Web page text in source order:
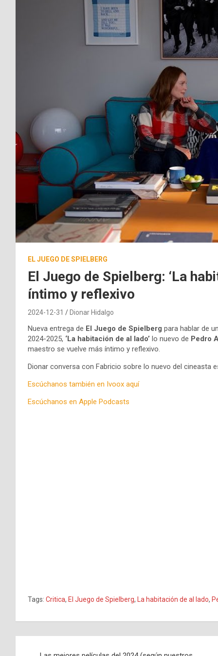
EL JUEGO DE SPIELBERG
El Juego de Spielberg: ‘La
íntimo y reflexivo
2024-12-31 Dionar Hidalgo
Nueva entrega de El Juego de Spielberg para hablar de
2024-2025, ‘La habitación de al lado’ lo nuevo de Pedro
maestro se vuelve más íntimo y reflexivo.
Dionar conversa con Fabricio sobre lo nuevo del cineasta
Escúchanos también en Ivoox aquí
Escúchanos en Apple Podcasts
Tags: Critica, El Juego de Spielberg, La habitación de al lado,